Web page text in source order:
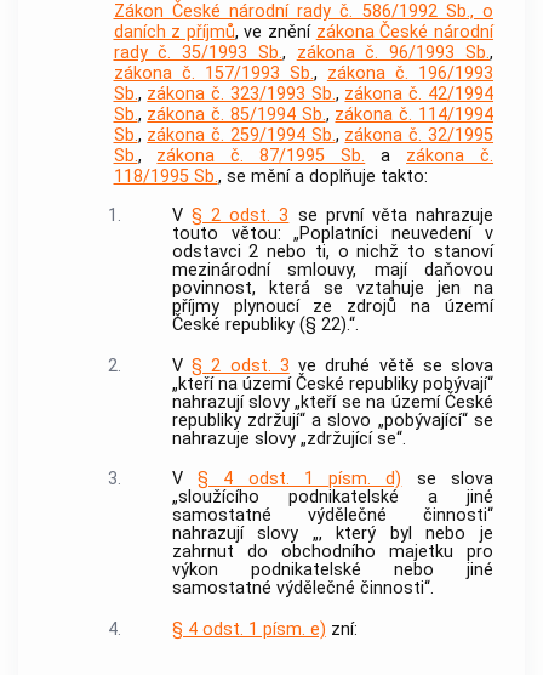
Zákon České národní rady č. 586/1992 Sb., o
daních z příjmů, ve znění zákona České národní
rady č. 35/1993 Sb., zákona č. 96/1993 Sb.,
zákona č. 157/1993 Sb., zákona č. 196/1993
Sb., zákona č. 323/1993 Sb., zákona č. 42/1994
Sb., zákona č. 85/1994 Sb., zákona č. 114/1994
Sb., zákona č. 259/1994 Sb., zákona č. 32/1995
Sb., zákona č. 87/1995 Sb. a zákona č.
118/1995 Sb., se mění a doplňuje takto:
1.
V § 2 odst. 3 se první věta nahrazuje
touto větou: „Poplatníci neuvedení v
odstavci 2 nebo ti, o nichž to stanoví
mezinárodní smlouvy, mají daňovou
povinnost, která se vztahuje jen na
příjmy plynoucí ze zdrojů na území
České republiky (§ 22).“.
2.
V § 2 odst. 3 ve druhé větě se slova
„kteří na území České republiky pobývají“
nahrazují slovy „kteří se na území České
republiky zdržují“ a slovo „pobývající“ se
nahrazuje slovy „zdržující se“.
3.
V§ 4 odst. 1 písm. d) se slova
„sloužícího podnikatelské a jiné
samostatné výdělečné činnosti“
nahrazují slovy „, který byl nebo je
zahrnut do obchodního majetku pro
výkon podnikatelské nebo jiné
samostatné výdělečné činnosti“.
4.
§ 4 odst. 1 písm. e) zní: